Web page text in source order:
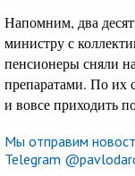
Напомним, два
министру с
пенсионеры сняли
препаратами. По их
и вовсе приходить
Мы отправим
Telegram